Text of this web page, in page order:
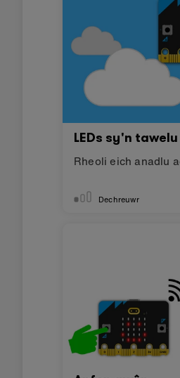
LEDs sy'n tawelu
Rheoli eich anadlu
Dechreuwr